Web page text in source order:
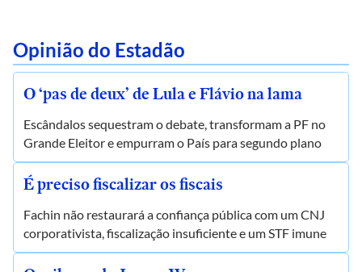
Opinião do Estadão
O ‘pas de deux’ de Lula e Flávio na lama
Escândalos sequestram o debate, transformam a PF no
Grande Eleitor e empurram o País para segundo plano
É preciso fiscalizar os fiscais
Fachin não restaurará a confiança pública com um CNJ
corporativista, fiscalização insuficiente e um STF imune